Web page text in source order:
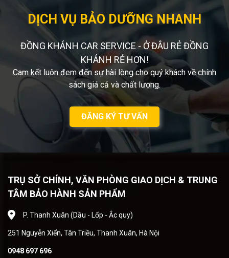
DỊCH VỤ BẢO DƯỠNG NHANH
ĐỒNG KHÁNH CAR SERVICE - Ở ĐÂU RẺ ĐỒNG
KHÁNH RẺ HƠN!
Cam kết luôn đem đến sự hài lòng cho quý khách về chính
sách giá cả và chất lượng.
ĐĂNG KÝ TƯ VẤN
TRỤ SỞ CHÍNH, VĂN PHÒNG GIAO DỊCH & TRUNG
TÂM BẢO HÀNH SẢN PHẨM
P. Thanh Xuân (Dầu - Lốp - Ắc quy)
251 Nguyễn Xiển, Tân Triều, Thanh Xuân, Hà Nội
0948 697 696